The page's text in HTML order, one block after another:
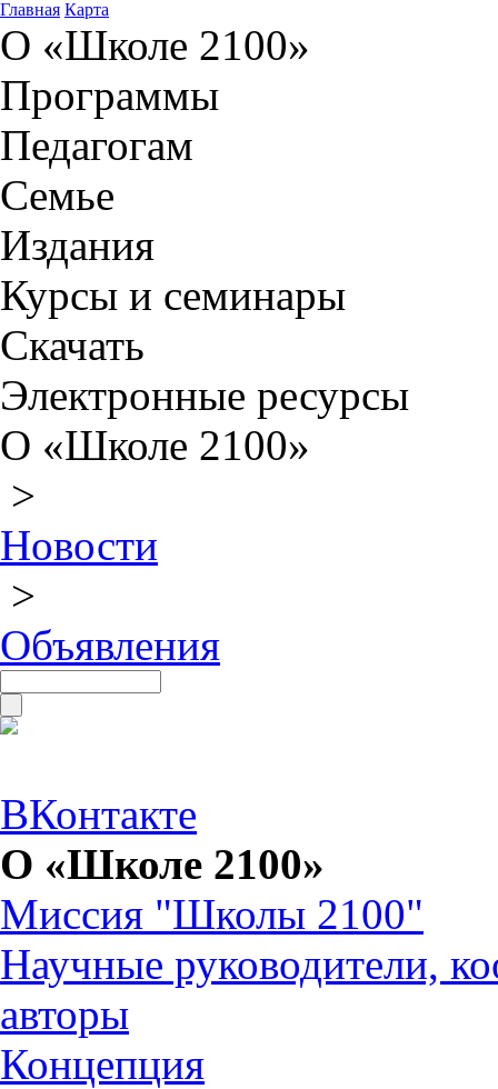
Главная Карта
О «Школе 2100»
Программы
Педагогам
Семье
Издания
Курсы и семинары
Скачать
Электронные ресурсы
О «Школе 2100»
>
Новости
>
Объявления
ВКонтакте
О «Школе 2100»
Миссия "Школы 2100"
Научные руководители,
авторы
Концепция